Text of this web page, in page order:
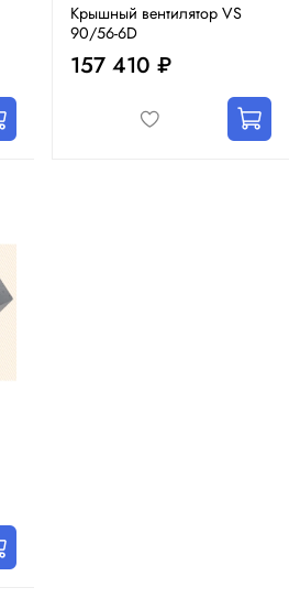
Крышный вентилятор VS
90/56-6D
157 410 ₽